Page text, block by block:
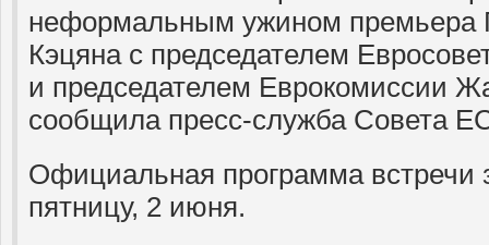
неформальным ужином премьера
Кэцяна с председателем
и председателем Еврокомиссии
сообщила пресс-служба Совета
Официальная программа встречи
пятницу, 2 июня.